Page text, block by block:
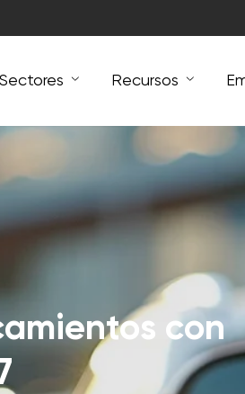
Sectores Recursos
con